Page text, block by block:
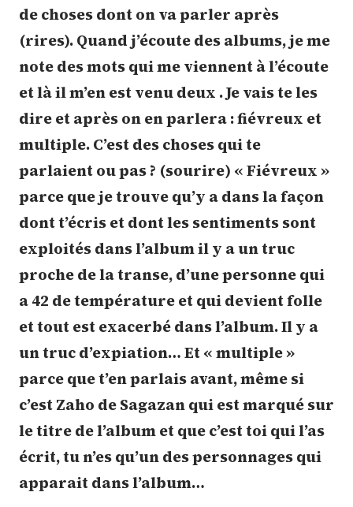
de choses dont on va parler après
(rires). Quand j’écoute des albums, je me
note des mots qui me viennent à l’écoute
et là il m’en est venu deux . Je vais te les
dire et après on en parlera : fiévreux et
multiple. C’est des choses qui te
parlaient ou pas ? (sourire) « Fiévreux »
parce que je trouve qu’y a dans la façon
dont t’écris et dont les sentiments sont
exploités dans l’album il y a un truc
proche de la transe, d’une personne qui
a 42 de température et qui devient folle
et tout est exacerbé dans l’album. Il y a
un truc d’expiation… Et « multiple »
parce que t’en parlais avant, même si
c’est Zaho de Sagazan qui est marqué sur
le titre de l’album et que c’est toi qui l’as
écrit, tu n’es qu’un des personnages qui
apparait dans l’album…